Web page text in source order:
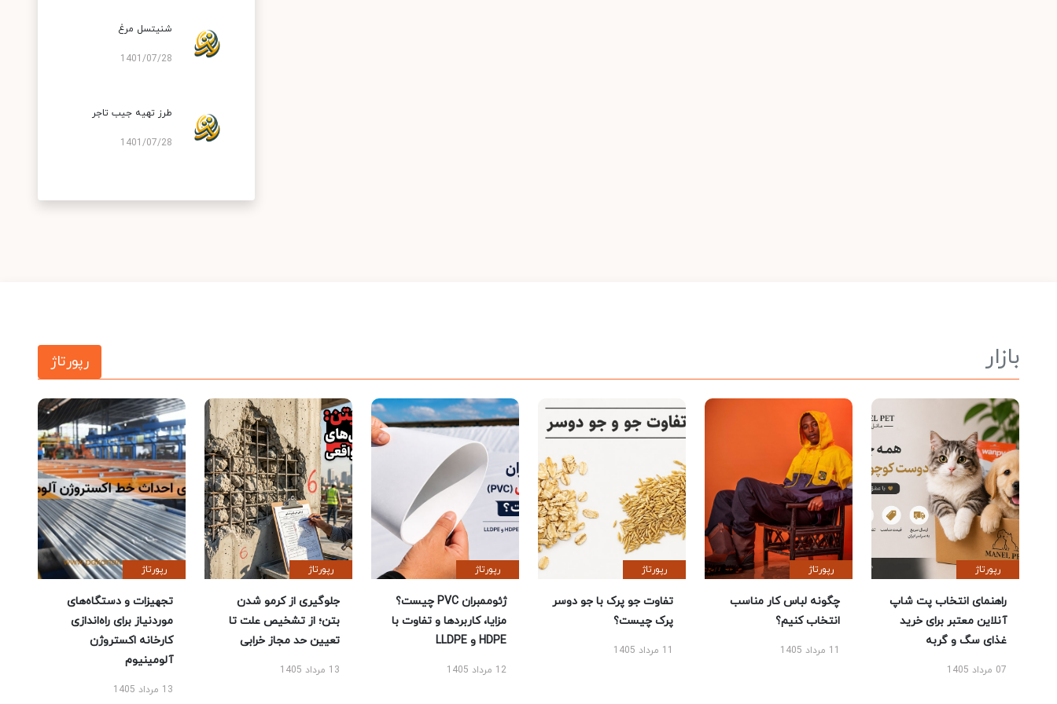
شنیتسل مرغ
1401/07/28
طرز تهیه جیب تاجر
1401/07/28
بازار رپورتاژ
رپورتاژ
راهنمای انتخاب پت شاپ
آنلاین معتبر برای خرید
غذای سگ و گربه
07 مرداد 1405
رپورتاژ
چگونه لباس کار مناسب
انتخاب کنیم؟
11 مرداد 1405
رپورتاژ
تفاوت جو پرک با جو دوسر
پرک چیست؟
11 مرداد 1405
رپورتاژ
ژئوممبران PVC چیست؟
مزایا، کاربردها و تفاوت با
HDPE و LLDPE
12 مرداد 1405
رپورتاژ
جلوگیری از کرمو شدن
بتن؛ از تشخیص علت تا
تعیین حد مجاز خرابی
13 مرداد 1405
رپورتاژ
تجهیزات و دستگاه‌های
موردنیاز برای راه‌اندازی
کارخانه اکستروژن
آلومینیوم
13 مرداد 1405